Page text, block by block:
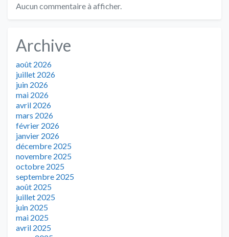
Aucun commentaire à afficher.
Archive
août 2026
juillet 2026
juin 2026
mai 2026
avril 2026
mars 2026
février 2026
janvier 2026
décembre 2025
novembre 2025
octobre 2025
septembre 2025
août 2025
juillet 2025
juin 2025
mai 2025
avril 2025